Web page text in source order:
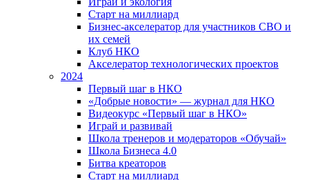
Старт на миллиард
Бизнес-акселератор для участников СВО и
их семей
Клуб НКО
Акселератор технологических проектов
2024
Первый шаг в НКО
«Добрые новости» — журнал для НКО
Видеокурс «Первый шаг в НКО»
Играй и развивай
Школа тренеров и модераторов «Обучай»
Школа Бизнеса 4.0
Битва креаторов
Старт на миллиард